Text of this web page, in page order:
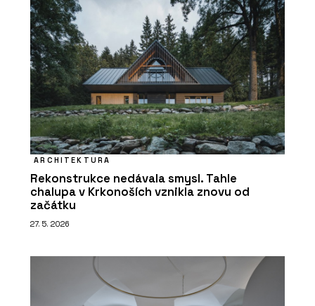
ARCHITEKTURA
Rekonstrukce nedávala smysl. Tahle
chalupa v Krkonoších vznikla znovu od
začátku
27. 5. 2026